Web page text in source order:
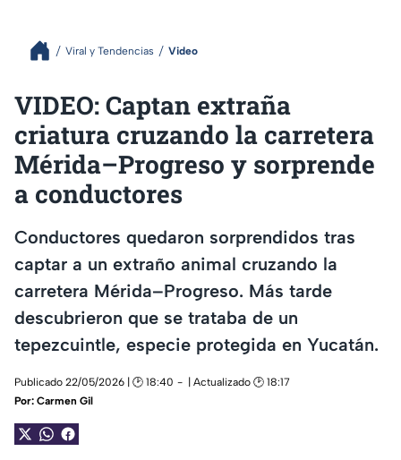
Viral y Tendencias Video
VIDEO: Captan extraña
criatura cruzando la carretera
Mérida–Progreso y sorprende
a conductores
Conductores quedaron sorprendidos tras
captar a un extraño animal cruzando la
carretera Mérida–Progreso. Más tarde
descubrieron que se trataba de un
tepezcuintle, especie protegida en Yucatán.
Publicado 22/05/2026 | 🕑 18:40
| Actualizado 🕑 18:17
Por: Carmen Gil